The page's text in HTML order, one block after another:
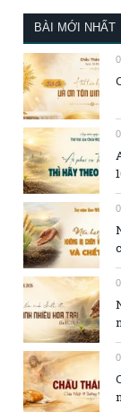
BÀI MỚI NHẤT